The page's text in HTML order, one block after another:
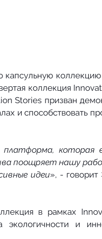
капсульную
коллекция
Stories призван
и способствовать
платформа,
поощряет нашу
идеи», -
в рамках
экологичности и